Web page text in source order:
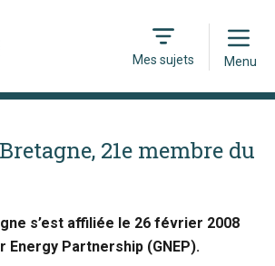
Mes sujets
Open
Menu
21e membre du
s’est affiliée le 26 février 2008
Energy Partnership (GNEP).